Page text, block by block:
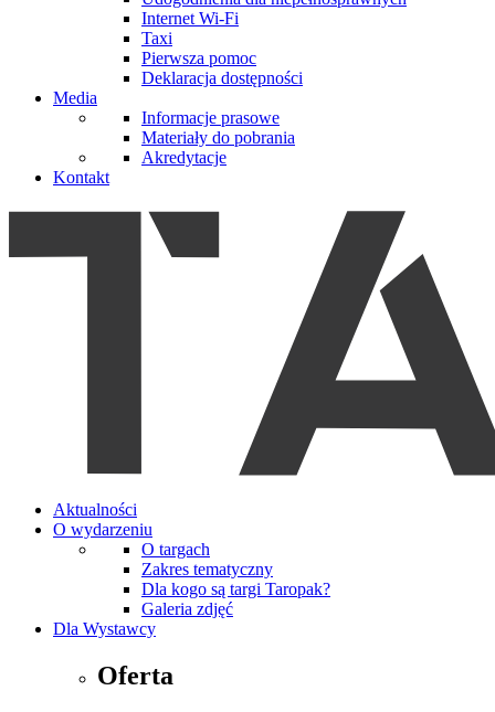
Internet Wi-Fi
Taxi
Pierwsza pomoc
Deklaracja dostępności
Media
Informacje prasowe
Materiały do pobrania
Akredytacje
Kontakt
Aktualności
O wydarzeniu
O targach
Zakres tematyczny
Dla kogo są targi Taropak?
Galeria zdjęć
Dla Wystawcy
Oferta